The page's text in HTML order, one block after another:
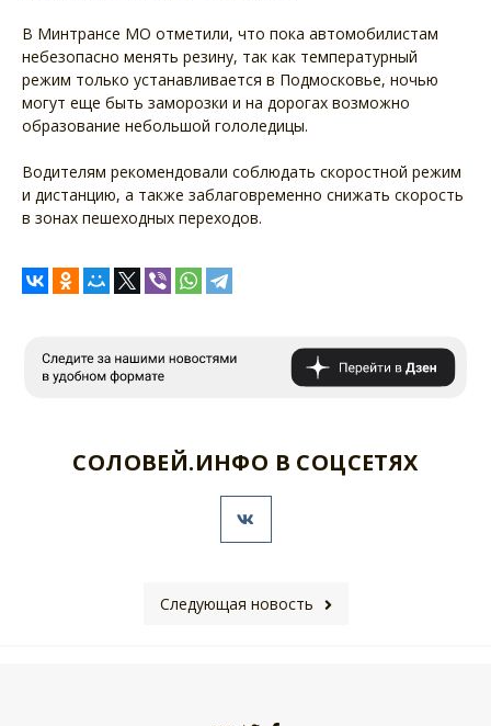
В Минтрансе МО отметили, что пока автомобилистам
небезопасно менять резину, так как температурный
режим только устанавливается в Подмосковье, ночью
могут еще быть заморозки и на дорогах возможно
образование небольшой гололедицы.
Водителям рекомендовали соблюдать скоростной режим
и дистанцию, а также заблаговременно снижать скорость
в зонах пешеходных переходов.
СОЛОВЕЙ.ИНФО В СОЦСЕТЯХ
Следующая новость